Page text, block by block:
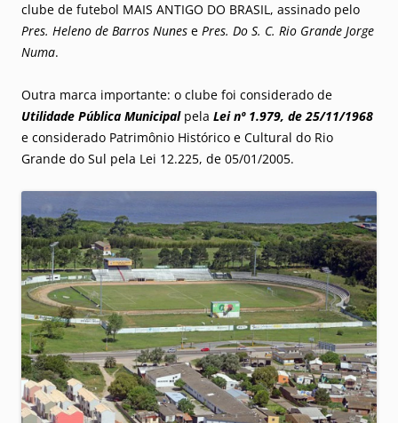
clube de futebol MAIS ANTIGO DO BRASIL, assinado pelo
Pres. Heleno de Barros Nunes e Pres. Do S. C. Rio Grande Jorge
Numa.
Outra marca importante: o clube foi considerado de
Utilidade Pública Municipalpela Lei nº 1.979, de 25/11/1968
e considerado Patrimônio Histórico e Cultural do Rio
Grande do Sul pela Lei 12.225, de 05/01/2005.